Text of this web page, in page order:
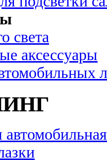
света
аксессуары